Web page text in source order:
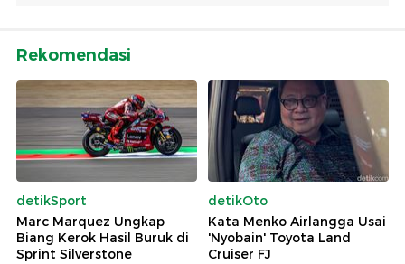
Rekomendasi
detikSport
Marc Marquez Ungkap
Biang Kerok Hasil Buruk di
Sprint Silverstone
detikOto
Kata Menko Airlangga Usai
'Nyobain' Toyota Land
Cruiser FJ